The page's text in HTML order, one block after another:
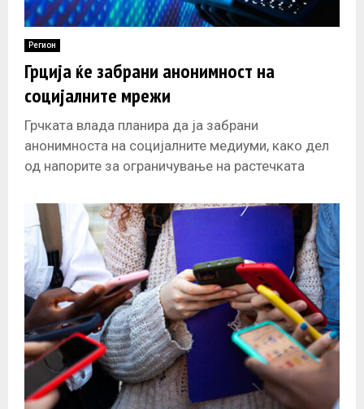
M
E
N
U
Регион
Грција ќе забрани анонимност на
социјалните мрежи
Грчката влада планира да ја забрани
анонимноста на социјалните медиуми, како дел
од напорите за ограничување на растечката
министерот за